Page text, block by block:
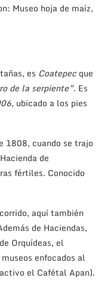
Museo hoja de maíz,
es Coatepec que
de la serpiente”. Es
ubicado a los pies
1808, cuando se trajo
de
fértiles. Conocido
aquí también
de Haciendas,
Orquídeas, el
enfocados al
el Cafétal Apan).